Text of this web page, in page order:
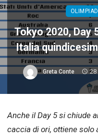
Tokyo 2020, Day
Italia
Greta Conte 28
Anche il Day 5 si chiude
caccia di ori, ottiene solo